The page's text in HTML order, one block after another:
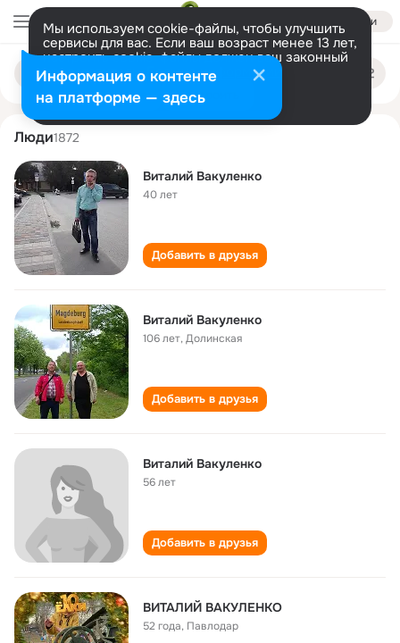
Войти
Мы используем cookie-файлы, чтобы улучшить
сервисы для вас. Если ваш возраст менее 13 лет,
настроить cookie-файлы должен ваш законный
представитель. Больше информации
Разрешить все Настроить
Поиск
людям
vitaliy vakulenko
Люди1872
Виталий Вакуленко
40 лет
Добавить в друзья
Виталий Вакуленко
106 лет,Долинская
Добавить в друзья
Виталий Вакуленко
56 лет
Добавить в друзья
ВИТАЛИЙ ВАКУЛЕНКО
52 года, Павлодар
Информация о контенте
на платформе — здесь